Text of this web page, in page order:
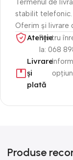
Termenul de
stabilit telefonic.
Oferim și livrare
Atenție​
Pentru
la: 068
Livrare
și
plată
Produse